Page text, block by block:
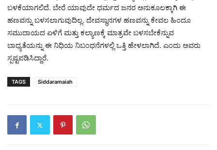
ಬಳಕೆಯಾಗಲಿದೆ. ಬೇರೆ ಯಾವುದೇ ಧರ್ಮದ ಜನರ ಅನುಕೂಲಕ್ಕಾಗಿ ಈ
ಹಣವನ್ನು ಬಳಸಲಾಗುವುದಿಲ್ಲ. ದೇವಸ್ಥಾನಗಳ ಹಣವನ್ನು ಕೇವಲ ಹಿಂದೂ
ಸಮುದಾಯದ ಏಳಿಗೆ ಮತ್ತು ಕಲ್ಯಾಣಕ್ಕೆ ಮಾತ್ರವೇ ಬಳಸಬೇಕೆನ್ನುವ
ಬಾಧ್ಯತೆಯನ್ನು ಈ ನಿಧಿಯ ನಿಬಂಧನೆಗಳಲ್ಲಿ ಒತ್ತಿ ಹೇಳಲಾಗಿದೆ. ಎಂದು ಅವರು
ಸ್ಪಷ್ಟಪಡಿಸಿದ್ದಾರೆ.
TAGS Siddaramaiah